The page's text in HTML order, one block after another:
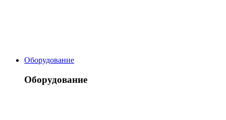
Оборудование
Оборудование